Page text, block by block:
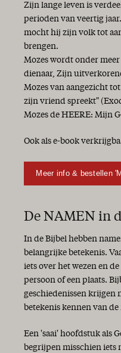
Zijn lange leven is
perioden van veertig
mocht hij zijn volk tot
brengen.
Mozes wordt onder
dienaar, Zijn
Mozes van aangezicht
zijn vriend spreekt"
Mozes de HEERE: Mijn
Ook als e-book
Meer info & bestellen
De NAMEN in
In de Bijbel hebben
belangrijke betekenis.
iets over het wezen en de
persoon of een plaats.
geschiedenissen krijgen
betekenis kennen van
Een 'saai' hoofdstuk als
begrijpen misschien iets